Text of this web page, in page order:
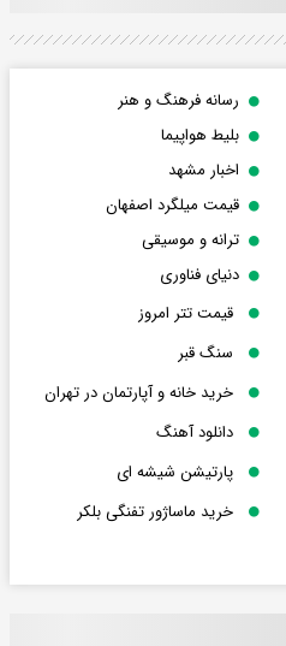
رسانه فرهنگ و هنر
بلیط هواپیما
اخبار مشهد
قیمت میلگرد اصفهان
ترانه و موسیقی
دنیای فناوری
قیمت تتر امروز
سنگ قبر
خرید خانه و آپارتمان در تهران
دانلود آهنگ
پارتیشن شیشه ای
خرید ماساژور تفنگی بلکر